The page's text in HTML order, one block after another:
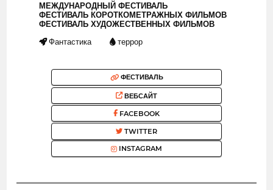
МЕЖДУНАРОДНЫЙ ФЕСТИВАЛЬ
ФЕСТИВАЛЬ КОРОТКОМЕТРАЖНЫХ ФИЛЬМОВ
ФЕСТИВАЛЬ ХУДОЖЕСТВЕННЫХ ФИЛЬМОВ
Фантастика террор
ФЕСТИВАЛЬ
ВЕБСАЙТ
FACEBOOK
TWITTER
INSTAGRAM